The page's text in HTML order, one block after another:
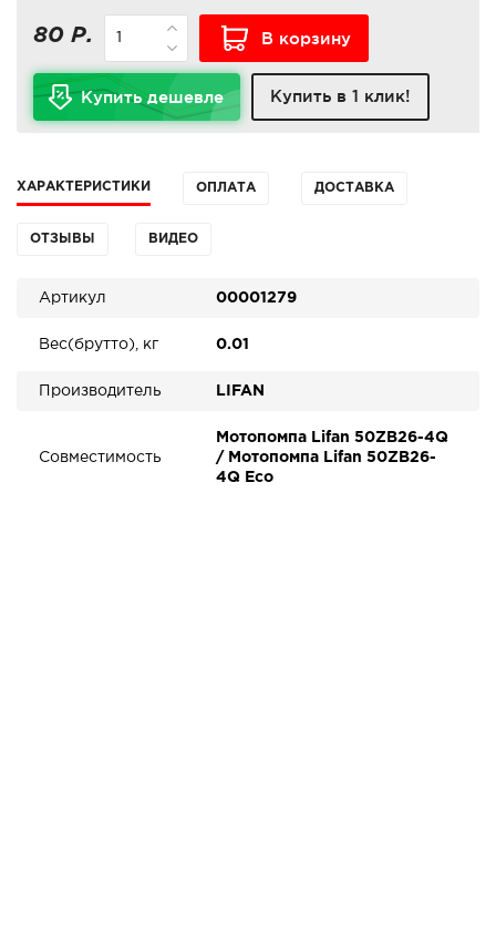
80 Р. В корзину
Купить дешевле Купить в 1 клик!
ХАРАКТЕРИСТИКИ ОПЛАТА ДОСТАВКА
ОТЗЫВЫ ВИДЕО
Артикул 00001279
Вес(брутто), кг 0.01
Производитель LIFAN
Совместимость
Мотопомпа Lifan 50ZB26-4Q
/ Мотопомпа Lifan 50ZB26-
4Q Eco